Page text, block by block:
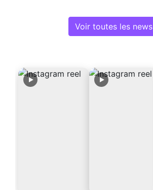
Voir toutes les news